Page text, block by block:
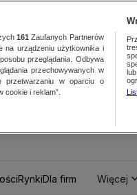
RynkiDla firm Więcej
161 Zaufanych Partnerów
na urządzeniu użytkownika i
przeglądania. Odbywa
przechowywanych w
przetwarzaniu w oparciu o
cookie i reklam”.